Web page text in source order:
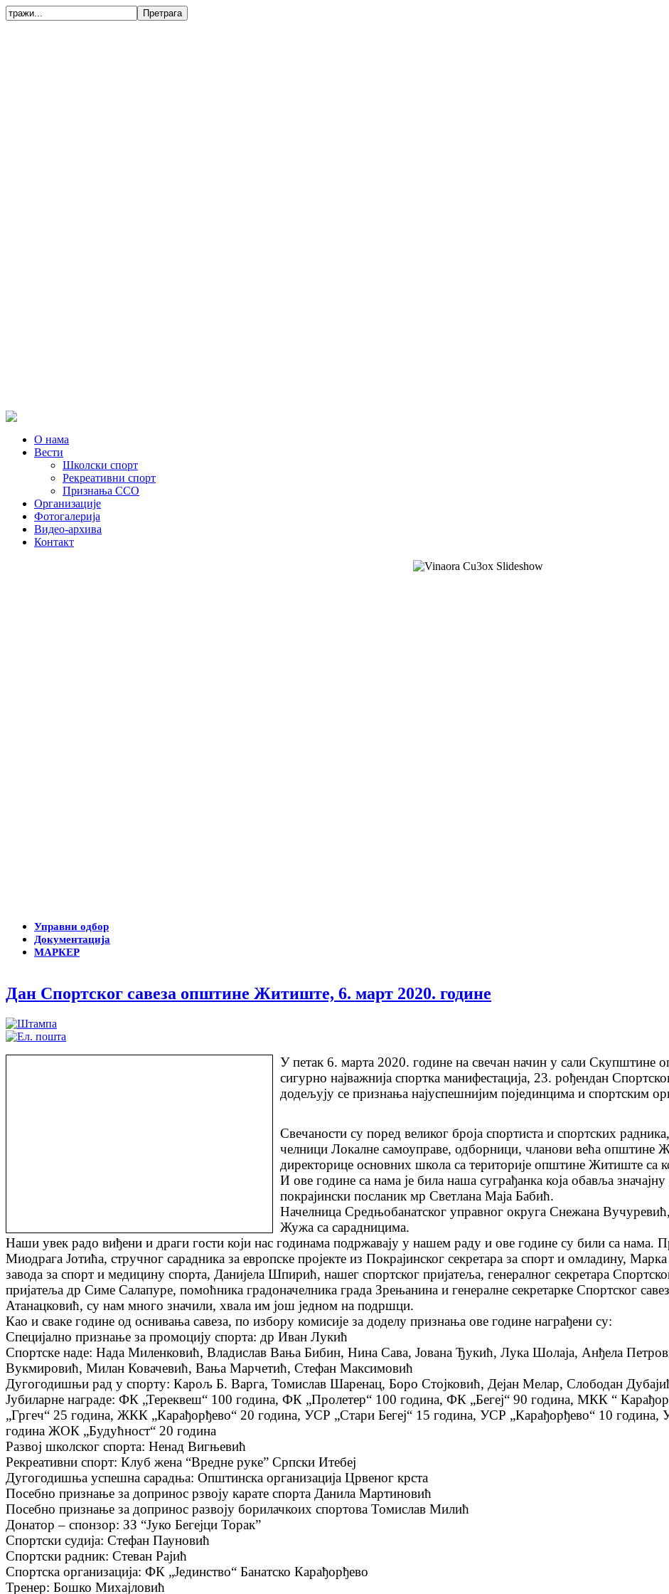
О нама
Вести
Школски спорт
Рекреативни спорт
Признања ССО
Oрганизације
Фотогалерија
Видео-архива
Контакт
Управни одбор
Документација
МАРКЕР
Дан Спортског савеза општине Житиште, 6. март 2020. године
У петак 6. марта 2020. године на свечан начин у сали Скупштине
сигурно најважнија спортка манифестација, 23. рођендан
додељују се признања најуспешнијим појединцима и спортским
Свечаности су поред великог броја спортиста и спортских
челници Локалне самоуправе, одборници, чланови већа општине
директорице основних школа са територије општине Житиште са
И ове године са нама је била наша суграђанка која обавља
покрајински посланик мр Светлана Маја Бабић.
Начелница Средњобанатског управног округа Снежана
Жужа са сарадницима.
Наши увек радо виђени и драги гости који нас годинама подржавају у нашем раду и ове године су били са нама.
Миодрага Јотића, стручног сарадника за европске пројекте из Покрајинског секретара за спорт и омладину,
завода за спорт и медицину спорта, Данијела Шпирић, нашег спортског пријатеља, генералног секретара
пријатеља др Симе Салапуре, помоћника градоначелника града Зрењанина и генералне секретарке Спортског
Атанацковић, су нам много значили, хвала им још једном на подршци.
Као и сваке године од оснивања савеза, по избору комисије за доделу признања ове године награђени су:
Специјално признање за промоцију спорта: др Иван Лукић
Спортске наде: Нада Миленковић, Владислав Вања Бибин, Нина Сава, Јована Ђукић, Лука Шолаја, Анђела
Вукмировић, Милан Ковачевић, Вања Марчетић, Стефан Максимовић
Дугогодишњи рад у спорту: Карољ Б. Варга, Томислав Шаренац, Боро Стојковић, Дејан Мелар, Слободан
Јубиларне награде: ФК „Тереквеш“ 100 година, ФК „Пролетер“ 100 година, ФК „Бегеј“ 90 година, МКК “
„Гргеч“ 25 година, ЖКК „Карађорђево“ 20 година, УСР „Стари Бегеј“ 15 година, УСР „Карађорђево“ 10
година ЖОК „Будућност“ 20 година
Развој школског спорта: Ненад Вигњевић
Рекреативни спорт: Клуб жена “Вредне руке” Српски Итебеј
Дугогодишња успешна сарадња: Општинска организација Црвеног крста
Посебно признање за допринос рзвоју карате спорта Данила Мартиновић
Посебно признање за допринос развоју борилачкоих спортова Томислав Милић
Донатор – спонзор: ЗЗ “Јуко Бегејци Торак”
Спортски судија: Стефан Пауновић
Спортски радник: Стеван Рајић
Спортска организација: ФК „Јединство“ Банатско Карађорђево
Тренер: Бошко Михајловић